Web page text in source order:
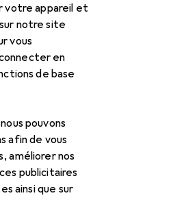
votre appareil et
notre site
vous
en
de base
pouvons
afin de vous
améliorer nos
publicitaires
ainsi que sur
0,23 /1Go
Ultra Dual Drive Luxe
USB-A, USB-C
Sandisk
compatibles avec le produit